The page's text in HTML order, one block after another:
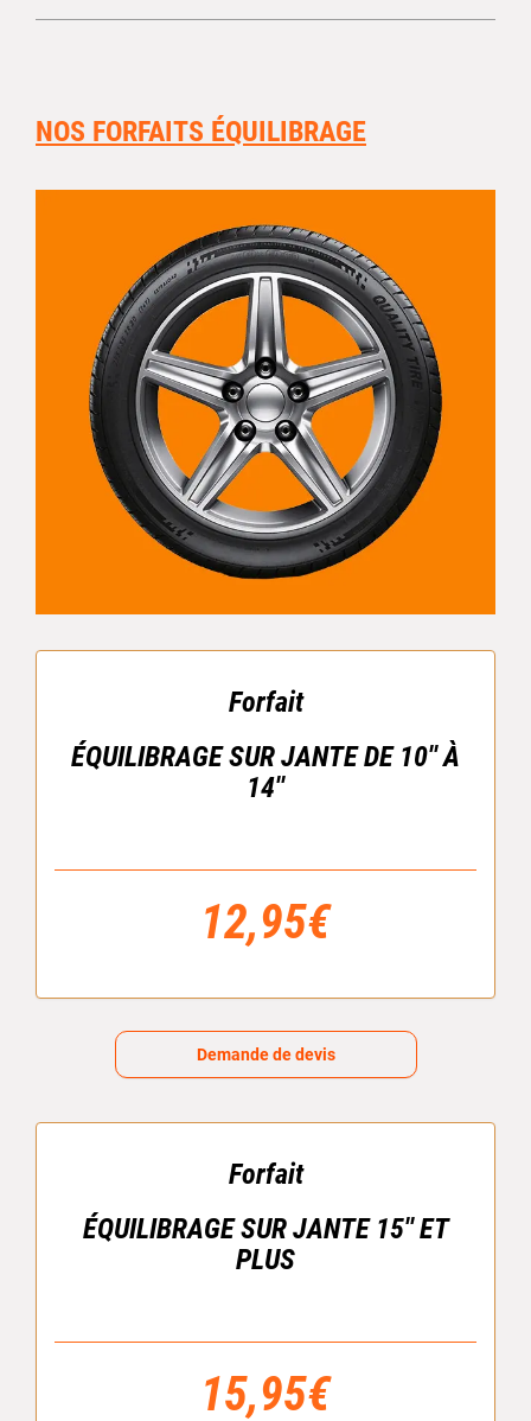
NOS FORFAITS ÉQUILIBRAGE
Forfait
ÉQUILIBRAGE SUR JANTE DE 10'' À
14''
12,95€
Demande de devis
Forfait
ÉQUILIBRAGE SUR JANTE 15'' ET
PLUS
15,95€